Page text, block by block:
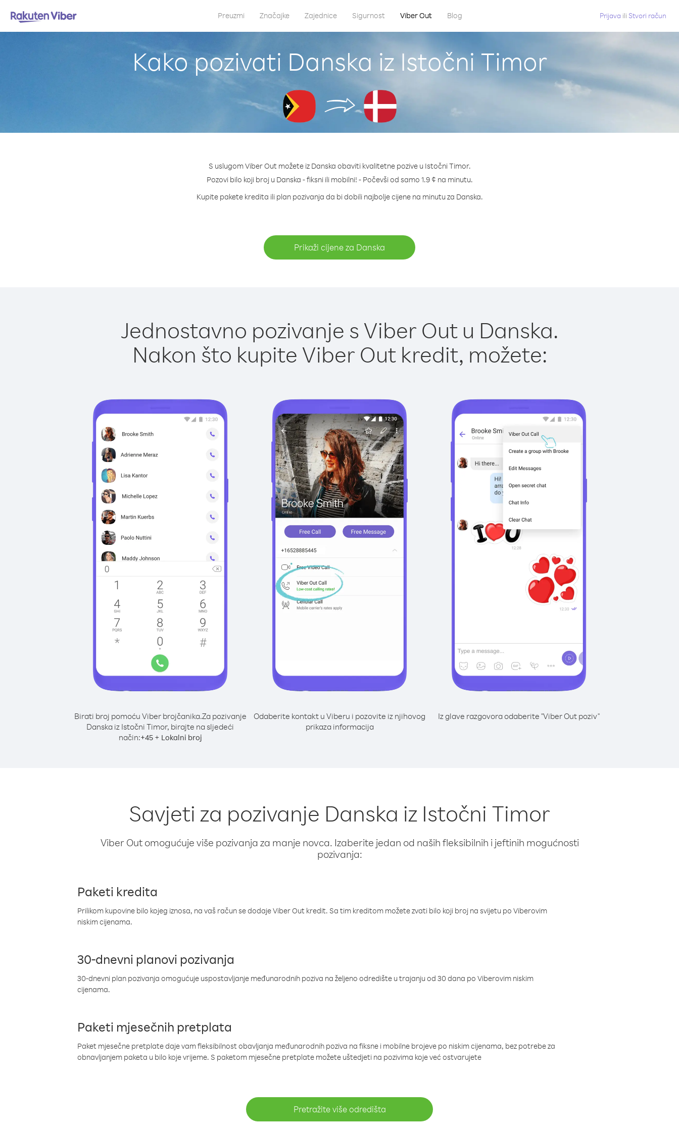
Preuzmi Značajke Zajednice Sigurnost Viber Out Blog Prijava ili Stvori račun
Kako pozivati Danska iz Istočni Timor
S uslugom Viber Out možete iz Danska obaviti kvalitetne pozive u Istočni Timor.
Pozovi bilo koji broj u Danska - fiksni ili mobilni! - Počevši od samo 1.9 ¢ na minutu.
Kupite pakete kredita ili plan pozivanja da bi dobili najbolje cijene na minutu za Danska.
Prikaži cijene za Danska
Jednostavno pozivanje s Viber Out u Danska.
Nakon što kupite Viber Out kredit, možete:
Birati broj pomoću Viber brojčanika.Za pozivanje
Danska iz Istočni Timor, birajte na sljedeći
način:+45+ Lokalni broj
Odaberite kontakt u Viberu i pozovite iz njihovog
prikaza informacija
Iz glave razgovora odaberite "Viber Out poziv"
Savjeti za pozivanje Danska iz Istočni Timor
Viber Out omogućuje više pozivanja za manje novca. Izaberite jedan od naših fleksibilnih i jeftinih mogućnosti
pozivanja:
Paketi kredita
Prilikom kupovine bilo kojeg iznosa, na vaš račun se dodaje Viber Out kredit. Sa tim kreditom možete zvati bilo koji broj na svijetu po Viberovim
niskim cijenama.
30-dnevni planovi pozivanja
30-dnevni plan pozivanja omogućuje uspostavljanje međunarodnih poziva na željeno odredište u trajanju od 30 dana po Viberovim niskim
cijenama.
Paketi mjesečnih pretplata
Paket mjesečne pretplate daje vam fleksibilnost obavljanja međunarodnih poziva na fiksne i mobilne brojeve po niskim cijenama, bez potrebe za
obnavljanjem paketa u bilo koje vrijeme. S paketom mjesečne pretplate možete uštedjeti na pozivima koje već ostvarujete
Pretražite više odredišta